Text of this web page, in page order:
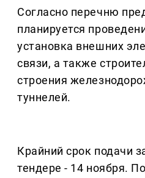
Согласно перечню
планируется
установка внешних
связи, а также
строения
туннелей.
Крайний срок подачи
тендере - 14 ноября.